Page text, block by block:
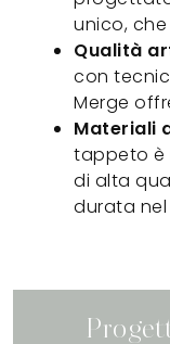
unico,
Qualità
con
Merge
Materiali
tappeto è
di alta
durata